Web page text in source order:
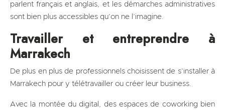
parlent français et anglais, et les démarches administratives
sont bien plus accessibles qu’on ne l’imagine.
Travailler et entreprendre à
Marrakech
De plus en plus de professionnels choisissent de s’installer à
Marrakech pour y télétravailler ou créer leur business.
Avec la montée du digital, des espaces de coworking bien